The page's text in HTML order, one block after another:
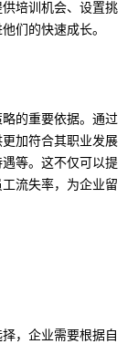
培训机会、设置挑
们的快速成长。
的重要依据。通过
加符合其职业发展
等。这不仅可以提
流失率，为企业留
，企业需要根据自